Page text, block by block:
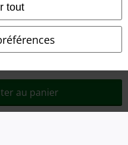
tout
au panier